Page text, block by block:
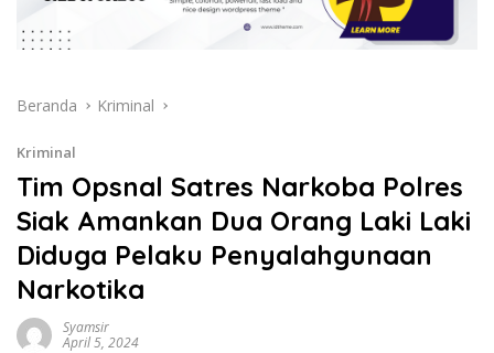
Beranda Kriminal
Kriminal
Tim Opsnal Satres Narkoba Polres
Siak Amankan Dua Orang Laki Laki
Diduga Pelaku Penyalahgunaan
Narkotika
Syamsir
April 5, 2024